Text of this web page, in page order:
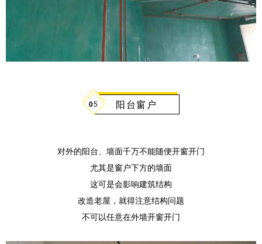
05 阳台窗户
对外的阳台、墙面千万不能随便开窗开门
尤其是窗户下方的墙面
这可是会影响建筑结构
改造老屋，就得注意结构问题
不可以任意在外墙开窗开门